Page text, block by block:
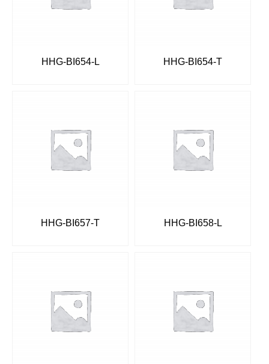
HHG-BI654-L HHG-BI654-T
HHG-BI657-T HHG-BI658-L